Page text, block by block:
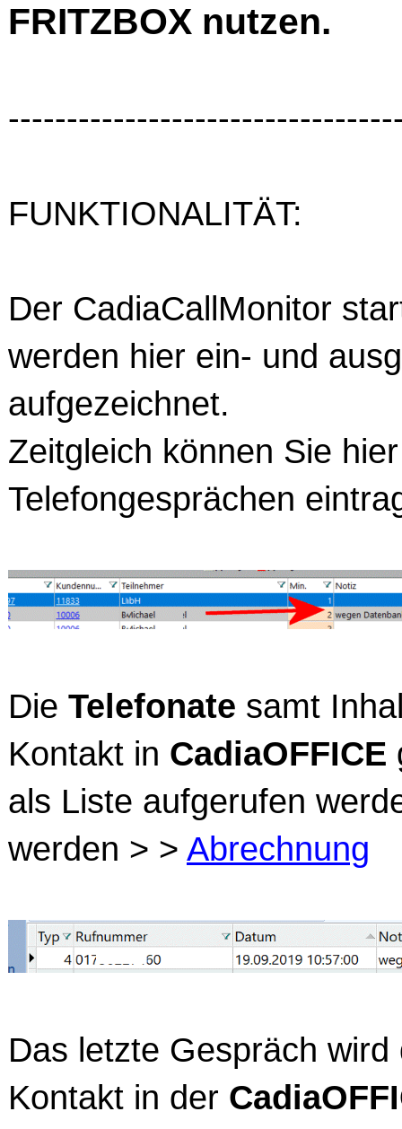
FRITZBOX nutzen.
FUNKTIONALITÄT:
Der CadiaCallMonitor
werden hier ein- und
aufgezeichnet.
Zeitgleich können Sie
Telefongesprächen
Die Telefonate samt
Kontakt in CadiaOFFICE
als Liste aufgerufen
werden > > Abrechnung
Das letzte Gespräch
Kontakt in der